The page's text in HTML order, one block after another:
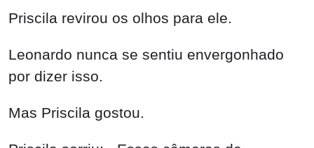
Priscila revirou os olhos para ele.
Leonardo nunca se sentiu envergonhado
por dizer isso.